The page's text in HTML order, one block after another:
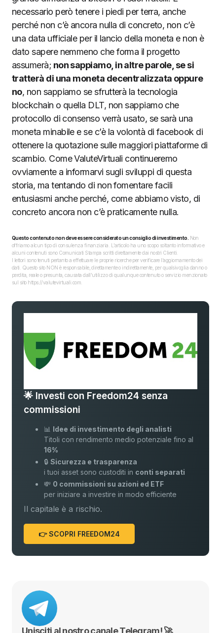
necessario però tenere i piedi per terra, anche
perché non c’è ancora nulla di concreto, non c’è
una data ufficiale per il lancio della moneta e non è
dato sapere nemmeno che forma il progetto
assumerà; non sappiamo, in altre parole, se si
tratterà di una moneta decentralizzata oppure
no, non sappiamo se sfrutterà la tecnologia
blockchain o quella DLT, non sappiamo che
protocollo di consenso verrà usato, se sarà una
moneta minabile e se c’è la volontà di facebook di
ottenere la quotazione sulle maggiori piattaforme di
scambio. Come ValuteVirtuali continueremo
ovviamente a informarvi sugli sviluppi di questa
storia, ma tentando di non fomentare facili
entusiasmi anche perché, come abbiamo visto, di
concreto ancora non c’è praticamente nulla.
Questo contenuto non deve essere considerato un consiglio di investimento. Non
offriamo alcun tipo di consulenza finanziaria. L’articolo ha uno scopo soltanto informativo e
alcuni contenuti sono Comunicati Stampa scritti direttamente dai nostri Clienti.
I lettori sono tenuti pertanto a effettuare le proprie ricerche per verificare l’aggiornamento dei
dati. Questo sito NON è responsabile, direttamente o indirettamente, per qualsivoglia danno o
perdita, reale o presunta, causata dall'utilizzo di qualunque contenuto o servizio menzionato
sul sito https://valutevirtuali.com.
🌟 Investi con Freedom24 senza
commissioni
📊 Idee di investimento degli analisti
Titoli con rendimento medio potenziale fino al
16%
🔒Sicurezza e trasparenza
i tuoi asset sono custoditi in conti separati
💸 0 commissioni su azioni ed ETF
per iniziare a investire in modo efficiente
Il capitale è a rischio.
👉 SCOPRI FREEDOM24
Unisciti al nostro canale Telegram! 🚀